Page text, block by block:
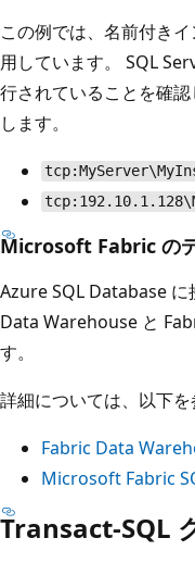
この例では、名前付き
用しています。 SQL
行されていることを確
します。
Microsoft Fabric の
Azure SQL Database
Data Warehouse と
す。
詳細については、以下を
Fabric Data
Microsoft Fabric
Transact-SQL